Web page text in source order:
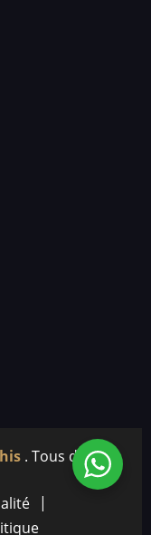
. Tous droits